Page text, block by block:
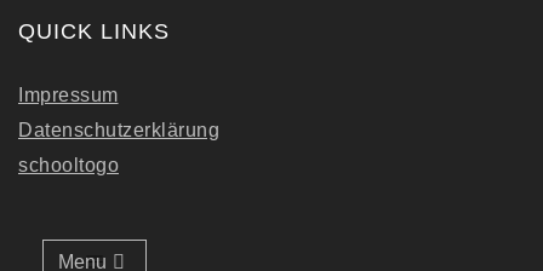
QUICK LINKS
Impressum
Datenschutzerklärung
schooltogo
Menu